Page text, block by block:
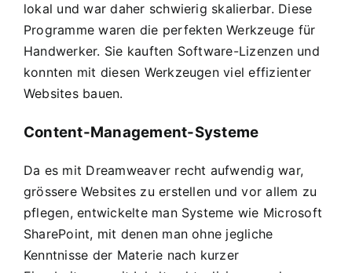
lokal und war daher schwierig skalierbar. Diese
Programme waren die perfekten Werkzeuge für
Handwerker. Sie kauften Software-Lizenzen und
konnten mit diesen Werkzeugen viel effizienter
Websites bauen.
Content-Management-Systeme
Da es mit Dreamweaver recht aufwendig war,
grössere Websites zu erstellen und vor allem zu
pflegen, entwickelte man Systeme wie Microsoft
SharePoint, mit denen man ohne jegliche
Kenntnisse der Materie nach kurzer